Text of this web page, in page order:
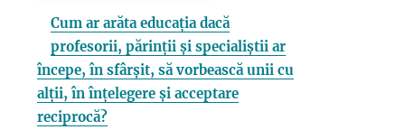
Cum ar arăta educația dacă
profesorii, părinții și specialiștii ar
începe, în sfârșit, să vorbească unii cu
alții, în înțelegere și acceptare
reciprocă?